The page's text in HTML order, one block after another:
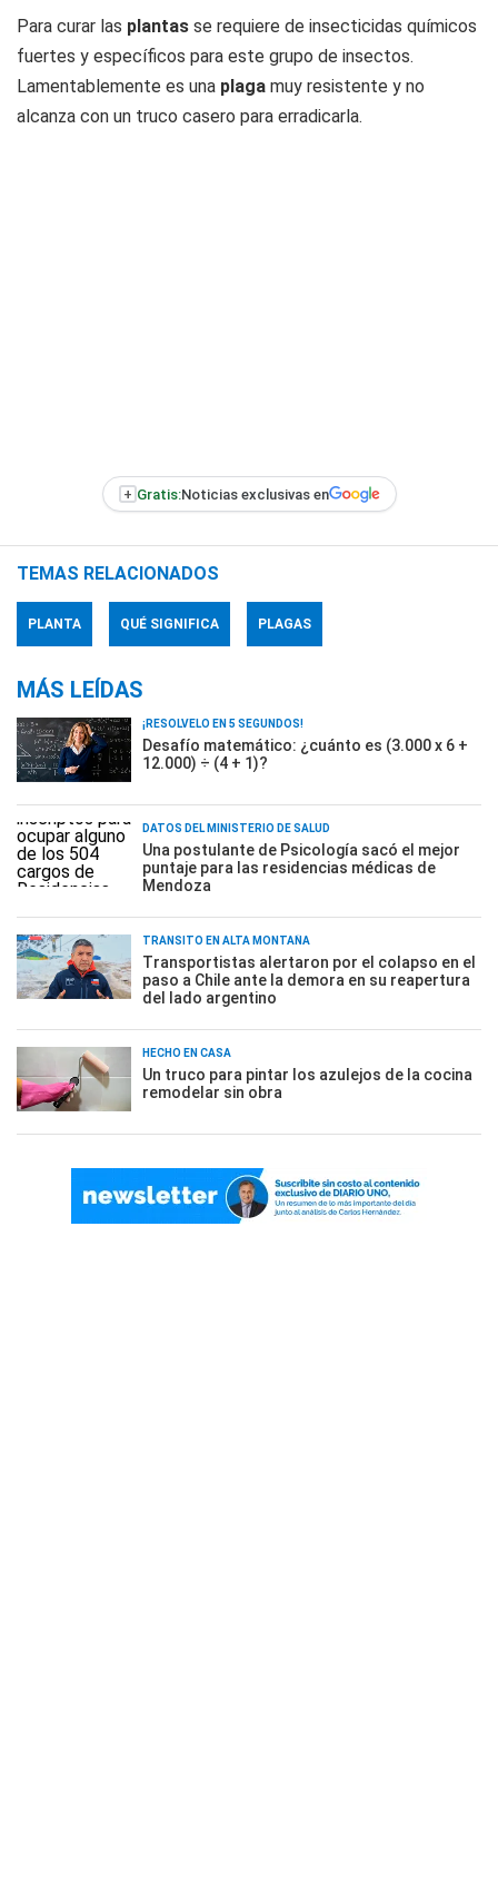
Para curar las plantas se requiere de insecticidas químicos
fuertes y específicos para este grupo de insectos.
Lamentablemente es una plaga muy resistente y no
alcanza con un truco casero para erradicarla.
+ Gratis:Noticias exclusivas en
TEMAS RELACIONADOS
PLANTA QUÉ SIGNIFICA PLAGAS
MÁS LEÍDAS
¡RESOLVELO EN 5 SEGUNDOS!
Desafío matemático: ¿cuánto es (3.000 x 6 +
12.000) ÷ (4 + 1)?
DATOS DEL MINISTERIO DE SALUD
Una postulante de Psicología sacó el mejor
puntaje para las residencias médicas de
Mendoza
TRÁNSITO EN ALTA MONTAÑA
Transportistas alertaron por el colapso en el
paso a Chile ante la demora en su reapertura
del lado argentino
HECHO EN CASA
Un truco para pintar los azulejos de la cocina
remodelar sin obra